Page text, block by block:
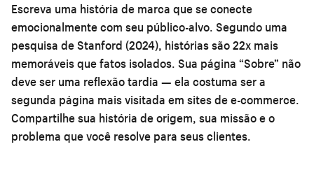
Escreva uma história de marca que se conecte
emocionalmente com seu público-alvo. Segundo uma
pesquisa de Stanford (2024), histórias são 22x mais
memoráveis que fatos isolados. Sua página “Sobre” não
deve ser uma reflexão tardia — ela costuma ser a
segunda página mais visitada em sites de e-commerce.
Compartilhe sua história de origem, sua missão e o
problema que você resolve para seus clientes.